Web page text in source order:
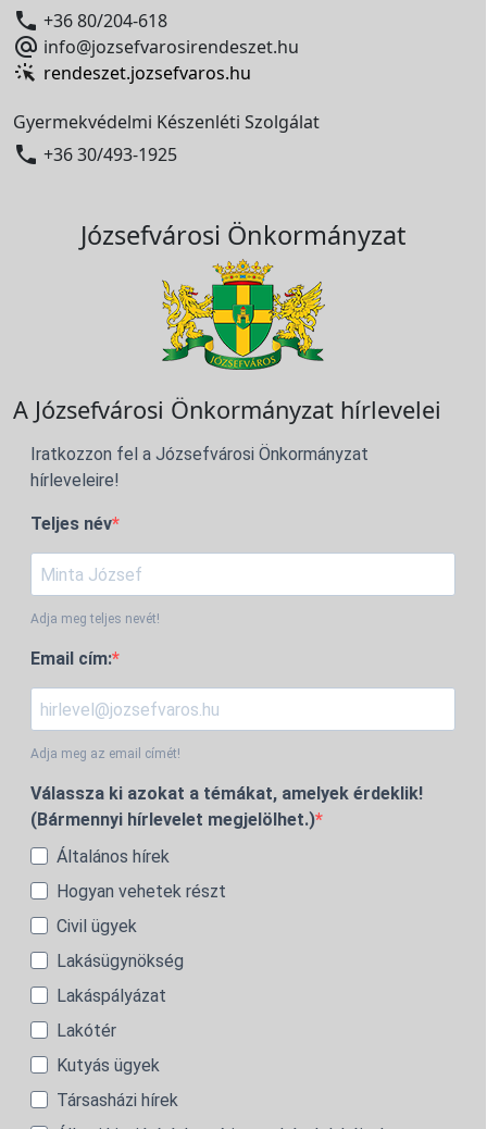
 +36 80/204-618
 info@jozsefvarosirendeszet.hu
rendeszet.jozsefvaros.hu
Gyermekvédelmi Készenléti Szolgálat
 +36 30/493-1925
Józsefvárosi Önkormányzat
A Józsefvárosi Önkormányzat hírlevelei
Iratkozzon fel a Józsefvárosi Önkormányzat
hírleveleire!
Teljes név
Adja meg teljes nevét!
Email cím:
Adja meg az email címét!
Válassza ki azokat a témákat, amelyek érdeklik!
(Bármennyi hírlevelet megjelölhet.)
Általános hírek
Hogyan vehetek részt
Civil ügyek
Lakásügynökség
Lakáspályázat
Lakótér
Kutyás ügyek
Társasházi hírek